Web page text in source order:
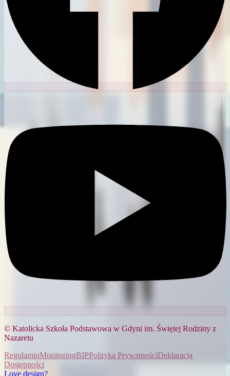
© Katolicka Szkoła Podstawowa w Gdyni im. Świętej Rodziny z
Nazaretu
RegulaminMonitoringBIPPolityka PrywatnościDeklaracja
Dostępności
Love design?